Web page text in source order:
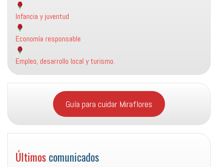
Infancia y juventud
Economía responsable
Empleo, desarrollo local y turismo.
Guía para cuidar Miraflores
Últimos comunicados